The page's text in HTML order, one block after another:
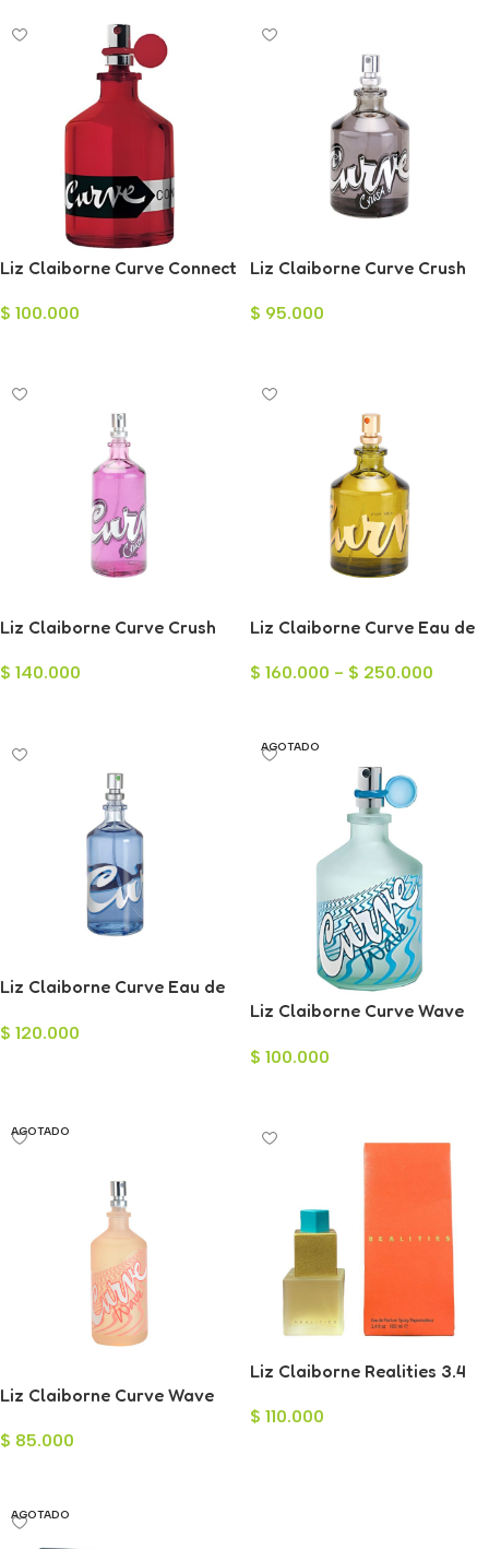
Liz Claiborne Curve Connect
125ml
$ 100.000
Liz Claiborne Curve Crush
125ml
$ 95.000
Liz Claiborne Curve Crush
100ml
$ 140.000
Liz Claiborne Curve Eau de
$ 160.000 - $ 250.000
Liz Claiborne Curve Eau de
$ 120.000
AGOTADO
Liz Claiborne Curve Wave
$ 100.000
AGOTADO
Liz Claiborne Curve Wave
$ 85.000
Liz Claiborne Realities 3.4
$ 110.000
AGOTADO